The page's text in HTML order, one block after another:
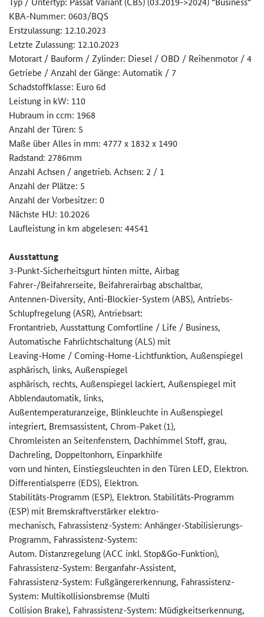
KBA-Nummer: 0603/BQS
Erstzulassung: 12.10.2023
Letzte Zulassung: 12.10.2023
Motorart / Bauform / Zylinder: Diesel / OBD / Reihenmotor / 4
Getriebe / Anzahl der Gänge: Automatik / 7
Schadstoffklasse: Euro 6d
Leistung in kW: 110
Hubraum in ccm: 1968
Anzahl der Türen: 5
Maße über Alles in mm: 4777 x 1832 x 1490
Radstand: 2786mm
Anzahl Achsen / angetrieb. Achsen: 2 / 1
Anzahl der Plätze: 5
Anzahl der Vorbesitzer: 0
Nächste HU: 10.2026
Laufleistung in km abgelesen: 44541
Ausstattung
3-Punkt-Sicherheitsgurt hinten mitte, Airbag
Fahrer-/Beifahrerseite, Beifahrerairbag abschaltbar,
Antennen-Diversity, Anti-Blockier-System (ABS), Antriebs-
Schlupfregelung (ASR), Antriebsart:
Frontantrieb, Ausstattung Comfortline / Life / Business,
Automatische Fahrlichtschaltung (ALS) mit
Leaving-Home / Coming-Home-Lichtfunktion, Außenspiegel
asphärisch, links, Außenspiegel
asphärisch, rechts, Außenspiegel lackiert, Außenspiegel mit
Abblendautomatik, links,
Außentemperaturanzeige, Blinkleuchte in Außenspiegel
integriert, Bremsassistent, Chrom-Paket (1),
Chromleisten an Seitenfenstern, Dachhimmel Stoff, grau,
Dachreling, Doppeltonhorn, Einparkhilfe
vorn und hinten, Einstiegsleuchten in den Türen LED, Elektron.
Differentialsperre (EDS), Elektron.
Stabilitäts-Programm (ESP), Elektron. Stabilitäts-Programm
(ESP) mit Bremskraftverstärker elektro-
mechanisch, Fahrassistenz-System: Anhänger-Stabilisierungs-
Progr­amm, Fahrassistenz-System:
Autom. Distanzregelung (ACC inkl. Stop&Go-Funktion),
Fahrassistenz-System: Berganfahr-Assistent,
Fahrassistenz-System: Fußgängererkennung, Fahrassistenz-
System: Multikollisionsbremse (Multi
Collision Brake), Fahrassistenz-System: Müdigkeitserkennung,